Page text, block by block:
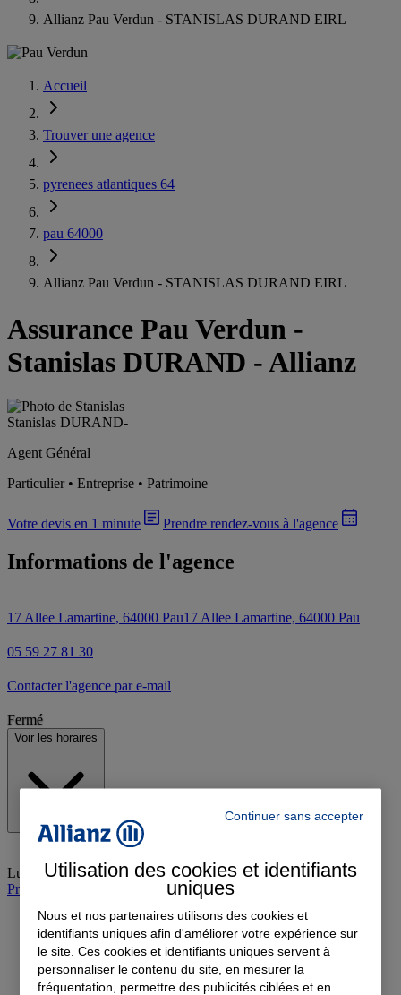
Allianz Pau Verdun - STANISLAS DURAND EIRL
Accueil
Trouver une agence
pyrenees atlantiques 64
pau 64000
Allianz Pau Verdun - STANISLAS DURAND EIRL
Assurance Pau Verdun -
Stanislas DURAND - Allianz
Stanislas DURAND-
Agent Général
Particulier • Entreprise • Patrimoine
Votre devis en 1 minute Prendre rendez-vous à l'agence
Informations de l'agence
17 Allee Lamartine, 64000 Pau17 Allee Lamartine, 64000 Pau
05 59 27 81 30
Contacter l'agence par e-mail
Fermé
Voir les horaires
Lundi : 09:00-17:00
Prendre rendez-vous à l'agence
Continuer sans accepter
Utilisation des cookies et identifiants
uniques
Nous et nos partenaires utilisons des cookies et
identifiants uniques afin d'améliorer votre expérience sur
le site. Ces cookies et identifiants uniques servent à
personnaliser le contenu du site, en mesurer la
fréquentation, permettre des publicités ciblées et en